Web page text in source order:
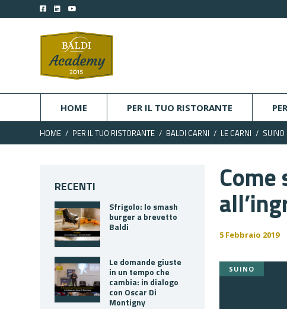
HOME PER IL TUO RISTORANTE
HOME PER IL TUO RISTORANTE BALDI CARNI LE CARNI SUINO
RECENTI
Sfrigolo: lo smash
burger a brevetto
Baldi
Le domande giuste
in un tempo che
cambia: in dialogo
con Oscar Di
Montigny
5 Febbraio 2019
SUINO